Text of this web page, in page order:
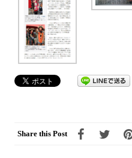
Share this Post